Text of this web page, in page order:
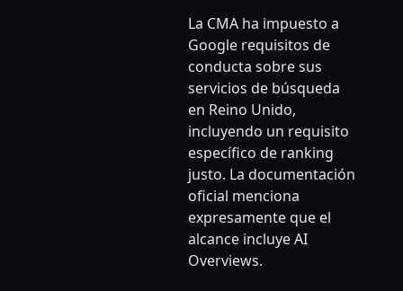
La CMA ha impuesto a
Google requisitos de
conducta sobre sus
servicios de búsqueda
en Reino Unido,
incluyendo un requisito
específico de ranking
justo. La documentación
oficial menciona
expresamente que el
alcance incluye AI
Overviews.